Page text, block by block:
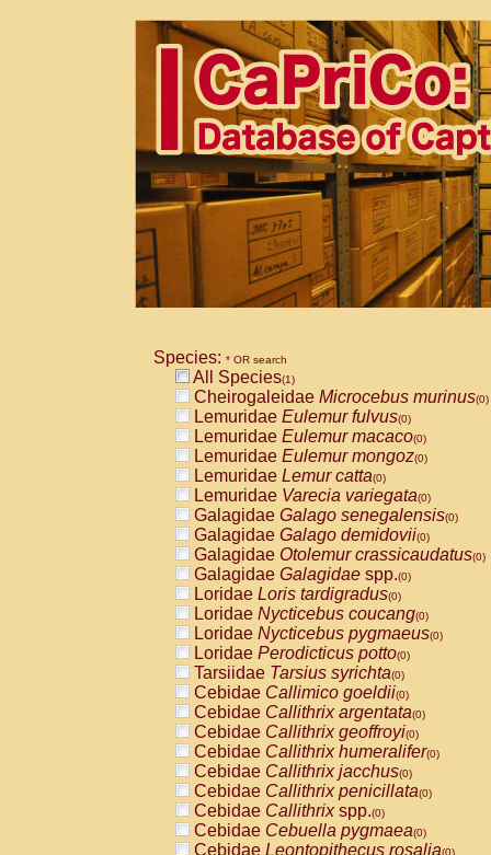
Species: * OR search
All Species(1)
Cheirogaleidae Microcebus murinus(0)
Lemuridae Eulemur fulvus(0)
Lemuridae Eulemur macaco(0)
Lemuridae Eulemur mongoz(0)
Lemuridae Lemur catta(0)
Lemuridae Varecia variegata(0)
Galagidae Galago senegalensis(0)
Galagidae Galago demidovii(0)
Galagidae Otolemur crassicaudatus(0)
Galagidae Galagidae spp.(0)
Loridae Loris tardigradus(0)
Loridae Nycticebus coucang(0)
Loridae Nycticebus pygmaeus(0)
Loridae Perodicticus potto(0)
Tarsiidae Tarsius syrichta(0)
Cebidae Callimico goeldii(0)
Cebidae Callithrix argentata(0)
Cebidae Callithrix geoffroyi(0)
Cebidae Callithrix humeralifer(0)
Cebidae Callithrix jacchus(0)
Cebidae Callithrix penicillata(0)
Cebidae Callithrixspp.(0)
Cebidae Cebuella pygmaea(0)
Cebidae Leontopithecus rosalia(0)